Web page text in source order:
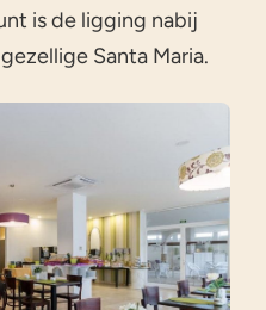
is de ligging nabij
Santa Maria.